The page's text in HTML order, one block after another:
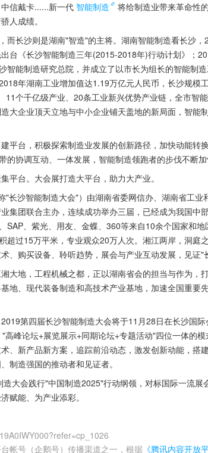
信戴卡......新一代 智能制造
将给制造业带来革命性
人成绩。
而长沙则是湖南"智造"的主将。湖南智能制造看长沙
台《长沙智能制造三年(2015-2018年)行动计划》；
能制造研究总院，并成立了以市长为组长的智能制
年湖南工业增加值达1.19万亿元人民币，长沙规模
11个千亿级产业、20条工业新兴优势产业链，全市智
大企业顶天立地与中小企业铺天盖地的新局面，智能
平台，积极探索制造业发展的创新路径，加快动能转
协调互动、一体发展，智能制造领跑者的步伐不断加
平台。大会展打造大平台，助力大产业。
"长沙智能制造大会"）由湖南省委网信办、湖南省工业
集团联合主办，连续成功举办三届，已经成为我国中
SAP、紫光、用友、金蝶、360等来自10余个国家和
过15万平米，专业观众20万人次。湘江两岸，洞庭
、购买设备、聆听趋势，展会与产业互动发展，见证"
大地，工程机械之都，正以湖南省会的担当与作为，
地、现代装备制造和高技术产业基地，加速全国重要
第四届长沙智能制造大会将于11月28日在长沙国
峰论坛+展览展示+同期论坛+专题活动"四位一体的模
、新产品新方案，追踪前沿动态，激发创新动能，搭
制造强国的推动者和见证者。
大会践行"中国制造2025"行动纲领，对标国际一流展
赋能、为产业添彩。
帐号（企鹅号）传播渠道之一，根据 《腾讯内容开放